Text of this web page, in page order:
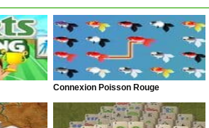
Connexion Poisson Rouge